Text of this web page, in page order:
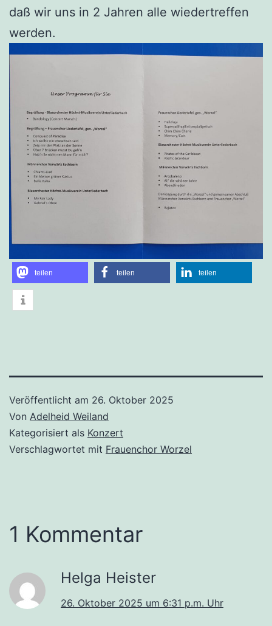
daß wir uns in 2 Jahren alle wiedertreffen
werden.
teilen teilen teilen
Veröffentlicht am 26. Oktober 2025
Von Adelheid Weiland
Kategorisiert als Konzert
Verschlagwortet mit Frauenchor Worzel
1 Kommentar
Helga Heister
26. Oktober 2025 um 6:31 p.m. Uhr